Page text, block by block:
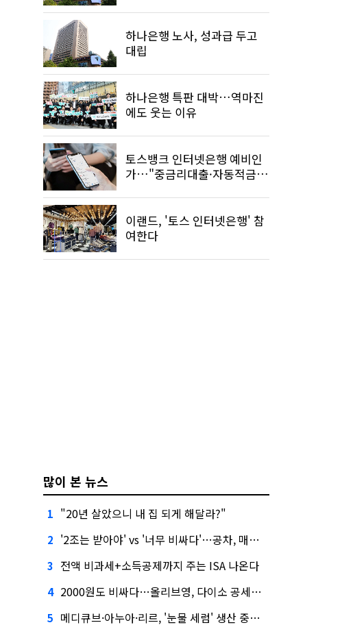
하나은행 노사, 성과급 두고
대립
하나은행 특판 대박…역마진
에도 웃는 이유
토스뱅크 인터넷은행 예비인
가…"중금리대출·자동적금
이랜드, '토스 인터넷은행' 참
여한다
많이 본 뉴스
1 "20년 살았으니 내 집 되게 해달라?"
2 '2조는 받아야' vs '너무 비싸다'…공차, 매각 성공할까
3 전액 비과세+소득공제까지 주는 ISA 나온다
4 2000원도 비싸다…올리브영, 다이소 공세에 '가성비'로 맞불
5 메디큐브·아누아·리르, '눈물 세럼' 생산 중단한다